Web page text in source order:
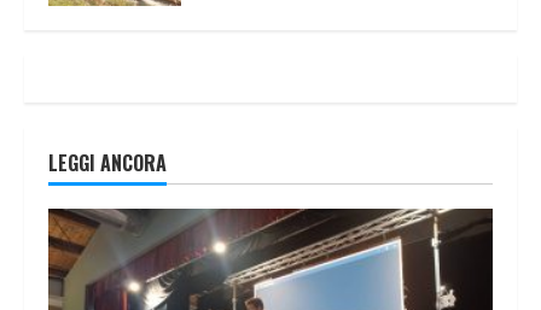
LEGGI ANCORA